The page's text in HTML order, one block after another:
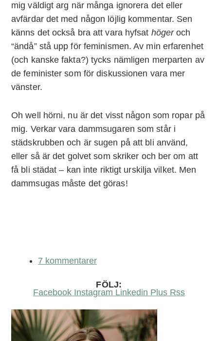
mig väldigt arg när många ignorera det eller
avfärdar det med någon löjlig kommentar. Sen
känns det också bra att vara hyfsat högeroch
“ändå” stå upp för feminismen. Av min erfarenhet
(och kanske fakta?) tycks nämligen merparten av
de feminister som för diskussionen vara mer
vänster.
Oh well hörni, nu är det visst någon som ropar på
mig. Verkar vara dammsugaren som står i
städskrubben och är sugen på att bli använd,
eller så är det golvet som skriker och ber om att
få bli städat – kan inte riktigt urskilja vilket. Men
dammsugas måste det göras!
7 kommentarer
FÖLJ:
Facebook Instagram Linkedin Plus Rss